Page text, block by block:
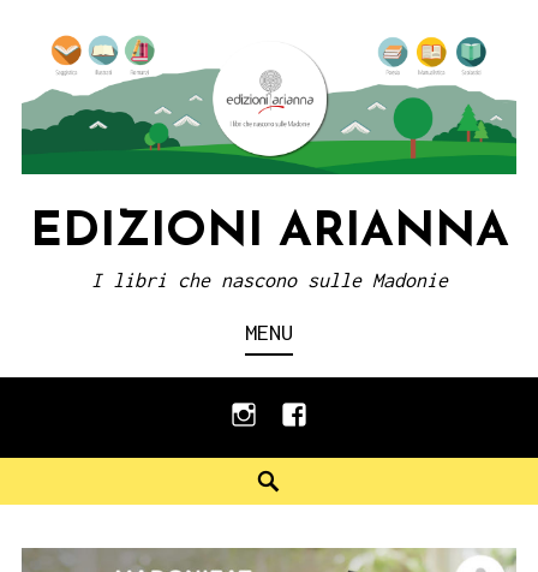
content
EDIZIONI ARIANNA
I libri che nascono sulle Madonie
MENU
instagramfacebook